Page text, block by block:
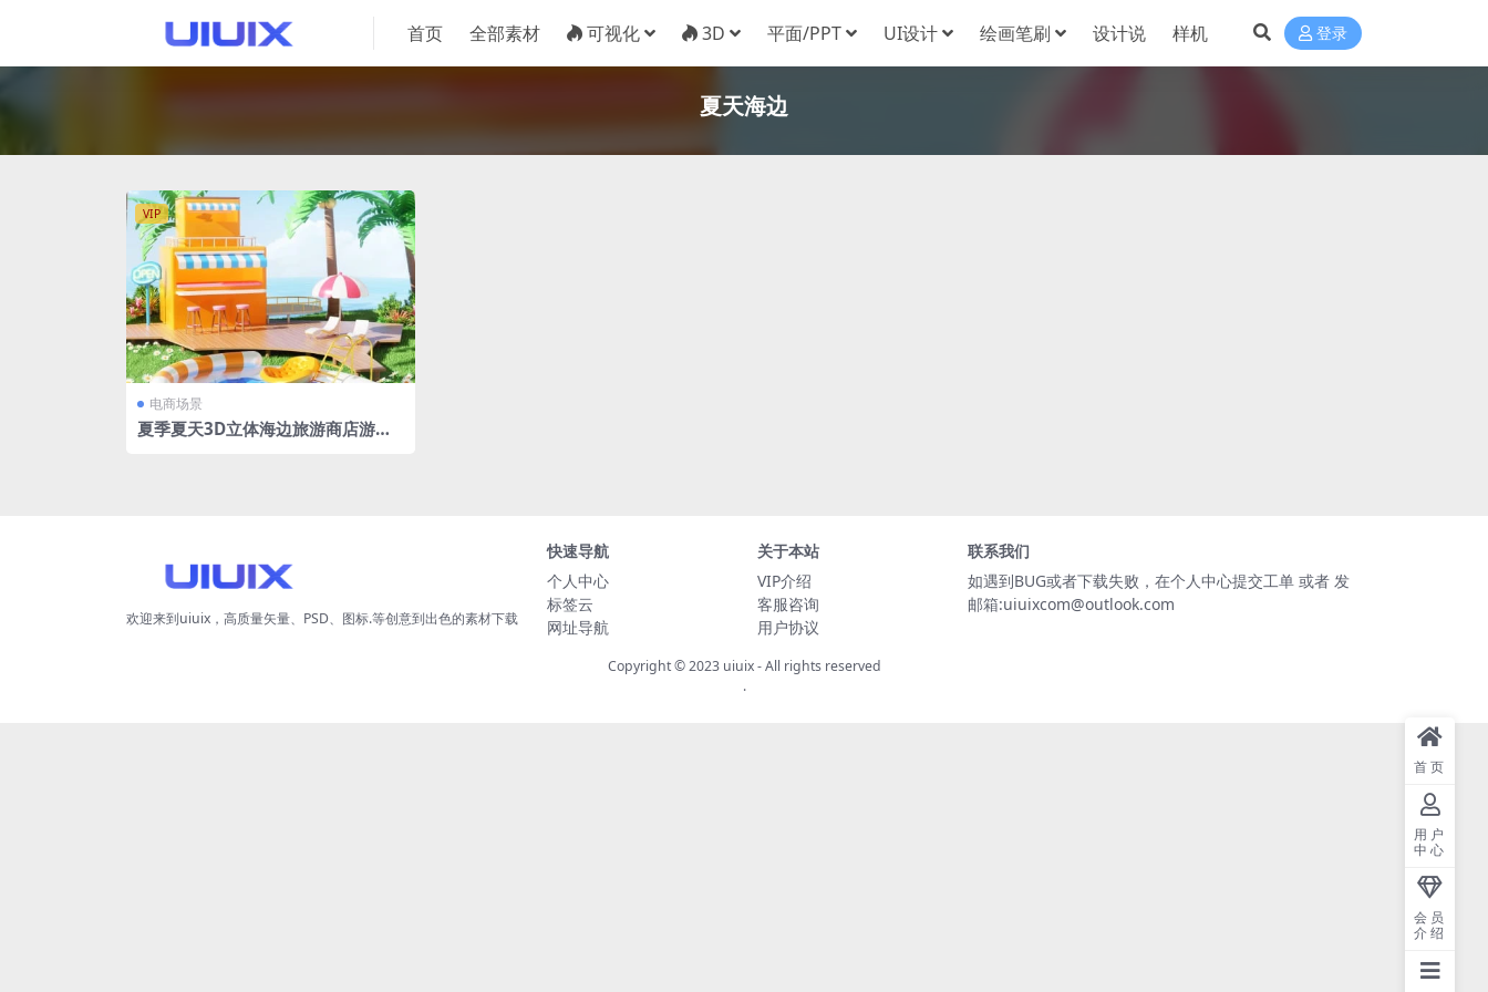
首页 全部素材 可视化 3D 平面/PPT UI设计 绘画笔刷 设计说 样机 登录
夏天海边
VIP
电商场景
夏季夏天3D立体海边旅游商店游泳
欢迎来到uiuix，高质量矢量、PSD、图标.等创意到出色的素材下载
快速导航
个人中心
标签云
网址导航
关于本站
VIP介绍
客服咨询
用户协议
联系我们
如遇到BUG或者下载失败，在个人中心提交工单 或者 发
邮箱:uiuixcom@outlook.com
Copyright © 2023 uiuix- All rights reserved
.
首页
用户
中心
会员
介绍